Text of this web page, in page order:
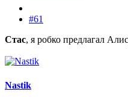
#61
Стас, я робко предлагал
Nastik